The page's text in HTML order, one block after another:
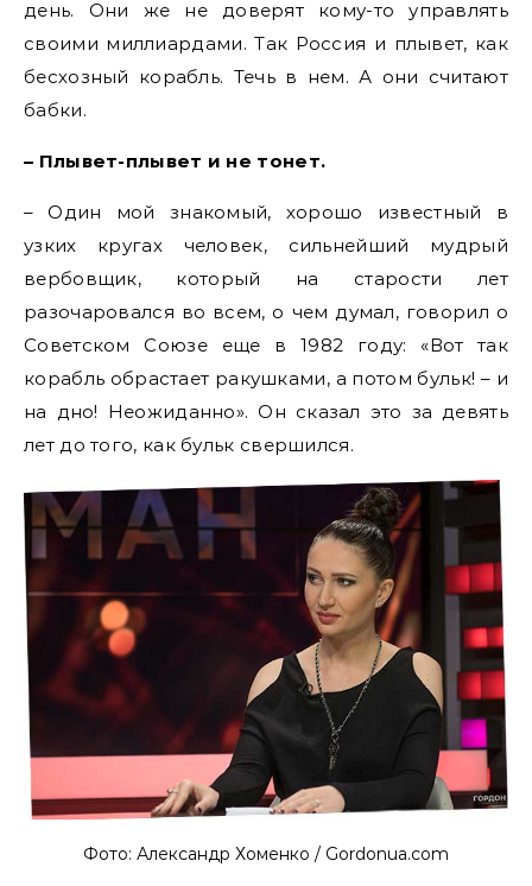
день. Они же не доверят кому-то управлять
своими миллиардами. Так Россия и плывет, как
бесхозный корабль. Течь в нем. А они считают
бабки.
– Плывет-плывет и не тонет.
– Один мой знакомый, хорошо известный в
узких кругах человек, сильнейший мудрый
вербовщик, который на старости лет
разочаровался во всем, о чем думал, говорил о
Советском Союзе еще в 1982 году: «Вот так
корабль обрастает ракушками, а потом бульк! – и
на дно! Неожиданно». Он сказал это за девять
лет до того, как бульк свершился.
Фото: Александр Хоменко / Gordonua.com